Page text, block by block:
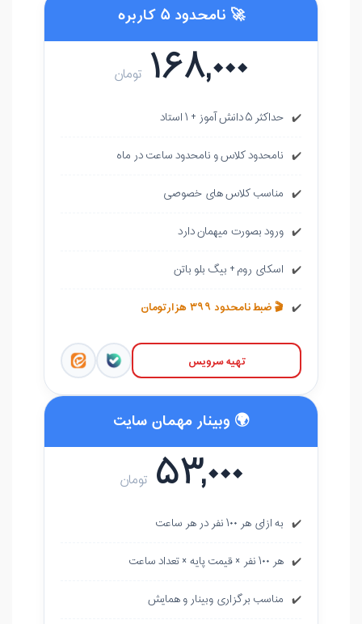
🚀 نامحدود ۵ کاربره
۱۶۸,۰۰۰ تومان
✔️ حداکثر ۵ دانش آموز + ۱ استاد
✔️ نامحدود کلاس و نامحدود ساعت در ماه
✔️ مناسب کلاس های خصوصی
✔️ ورود بصورت میهمان دارد
✔️ اسکای روم + بیگ بلو باتن
✔️ 🎬 ضبط نامحدود ۳۹۹ هزارتومان
تهیه سرویس
🌍 وبینار مهمان سایت
۵۳,۰۰۰ تومان
✔️ به ازای هر ۱۰۰ نفر در هر ساعت
✔️ هر ۱۰۰ نفر × قیمت پایه × تعداد ساعت
✔️ مناسب برگزاری وبینار و همایش